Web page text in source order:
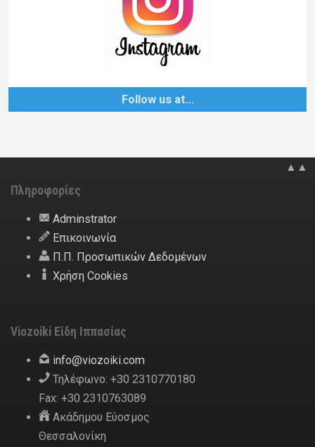
Follow us at…
▲▲
Πληροφορίες
Adminstrator
Επικοινωνία
Π.Π. Προσωπικών Δεδομένων
Χρήση Cookies
Viozoiki Είδη Ιππασίας
moc
.
ikiozoiv
@
ofni
Τηλέφωνο: +30 2310770180
Fax: +30 2310763089
Ακάδημου Εύοσμος
Θεσσαλονίκη